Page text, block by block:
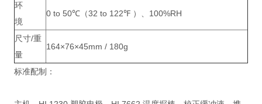
环
境
0 to 50℃（32 to 122℉ ）、100%RH
尺寸/重
量
164×76×45mm / 180g
标准配制：